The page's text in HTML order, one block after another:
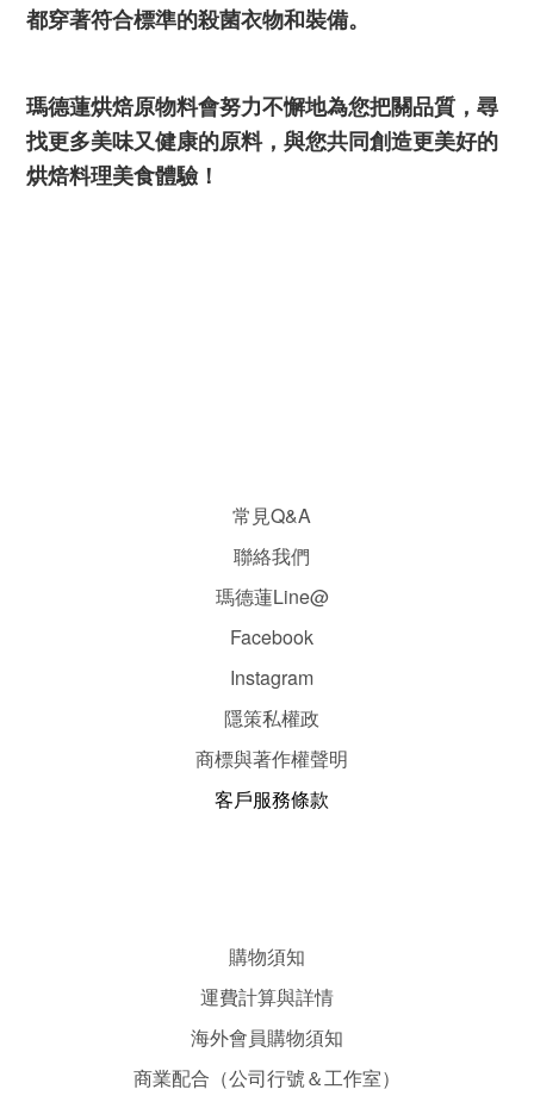
都穿著符合標準的殺菌衣物和裝備。
瑪德蓮烘焙原物料會努力不懈地為您把關品質，尋
找更多美味又健康的原料，與您共同創造更美好的
烘焙料理美食體驗！
常見Q&A
聯絡我們
瑪德蓮Line@
Facebook
Instagram
隱策私權政
商標與著作權聲明
客戶服務條款
購物須知
運費計算與詳情
海外會員購物須知
商業配合（公司行號＆工作室）